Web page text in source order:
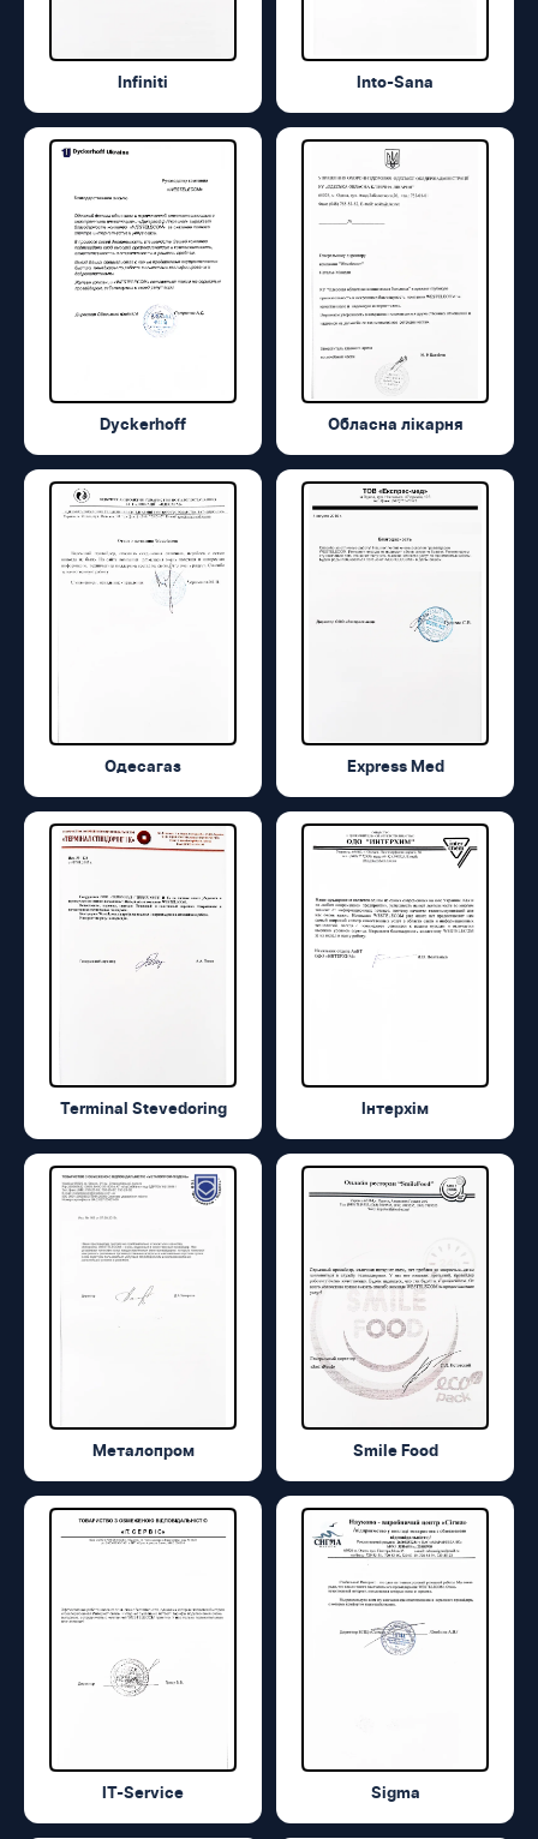
Infiniti Into-Sana
Dyckerhoff Обласна лікарня
Одесагаз Express Med
Terminal Stevedoring Інтерхім
Металопром Smile Food
IT-Service Sigma